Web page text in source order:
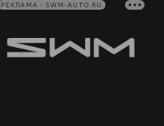
РЕКЛАМА • SWM-AUTO.RU